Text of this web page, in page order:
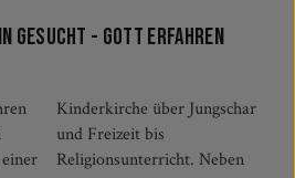
gesucht - Gott erfahren